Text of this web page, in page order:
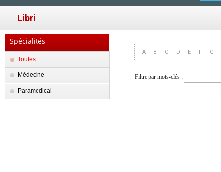
Libri
Spécialités
Toutes
Médecine
Paramédical
A B C D E F G
Filtre par mots-clés :